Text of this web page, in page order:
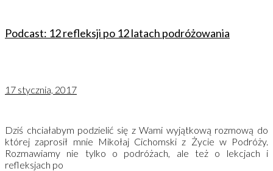
Podcast: 12 refleksji po 12 latach podróżowania
17 stycznia, 2017
Dziś chciałabym podzielić się z Wami wyjątkową rozmową do
której zaprosił mnie Mikołaj Cichomski z Życie w Podróży.
Rozmawiamy nie tylko o podróżach, ale też o lekcjach i
refleksjach po